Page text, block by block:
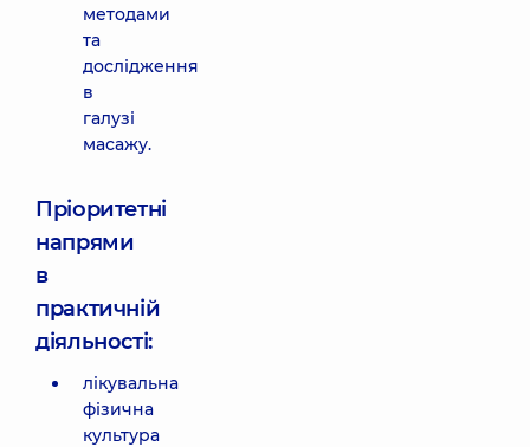
методами
та
дослідження
в
галузі
масажу.
Пріоритетні
напрями
в
практичній
діяльності:
лікувальна
фізична
культура